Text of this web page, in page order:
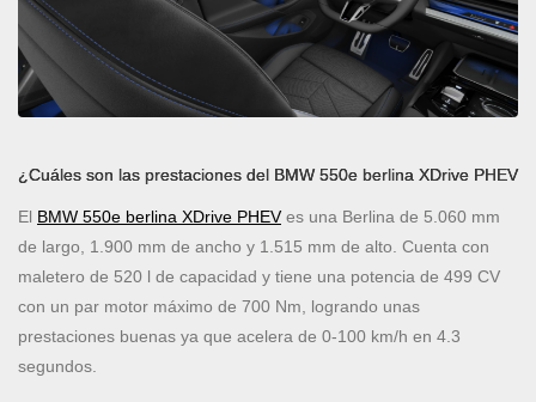
¿Cuáles son las prestaciones del BMW 550e berlina XDrive PHEV
El BMW 550e berlina XDrive PHEVes una Berlina de 5.060 mm
de largo, 1.900 mm de ancho y 1.515 mm de alto. Cuenta con
maletero de 520 l de capacidad y tiene una potencia de 499 CV
con un par motor máximo de 700 Nm, logrando unas
prestaciones buenas ya que acelera de 0-100 km/h en 4.3
segundos.